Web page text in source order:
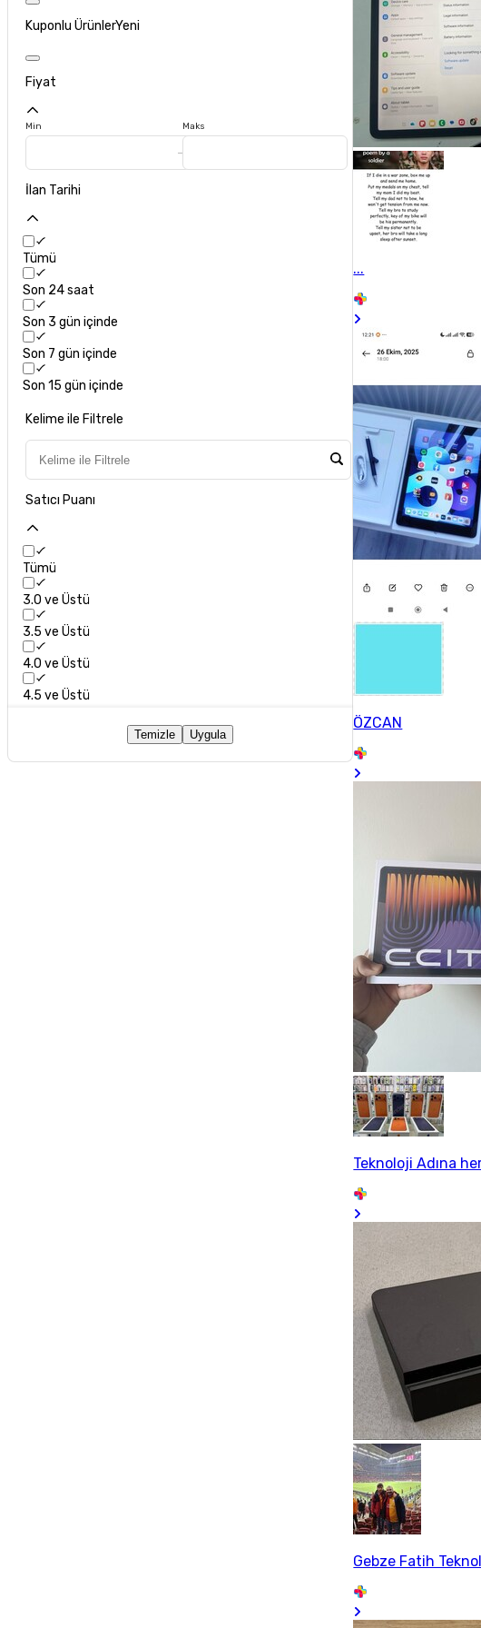
Kuponlu ÜrünlerYeni
Fiyat
Min Maks
İlan Tarihi
Tümü
Son 24 saat
Son 3 gün içinde
Son 7 gün içinde
Son 15 gün içinde
Kelime ile Filtrele
Satıcı Puanı
Tümü
3.0 ve Üstü
3.5 ve Üstü
4.0 ve Üstü
4.5 ve Üstü
Temizle Uygula
...
ÖZCAN
Teknoloji Adına
Gebze Fatih